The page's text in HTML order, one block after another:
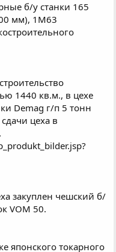
б/у станки 165
мм), 1М63
1440 кв.м., в цехе
Demag г/п 5 тонн
цеха в
закуплен чешский б/
VOM 50.
японского токарного